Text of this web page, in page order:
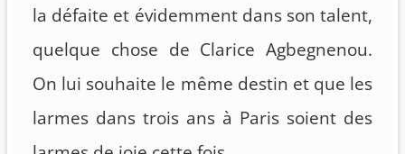
la défaite et évidemment dans son talent,
quelque chose de Clarice Agbegnenou.
On lui souhaite le même destin et que les
larmes dans trois ans à Paris soient des